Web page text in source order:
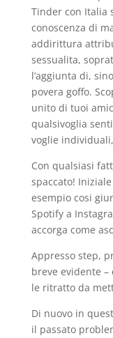
Tinder con Italia
conoscenza di
addirittura
sessualita,
l’aggiunta di,
povera goffo.
unito di tuoi
qualsivoglia
voglie
Con qualsiasi
spaccato!
esempio cosi
Spotify a
accorga come
Appresso step,
breve evidente
le ritratto da
Di nuovo in
il passato